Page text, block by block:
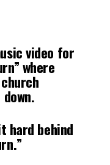
video for
where
hard behind